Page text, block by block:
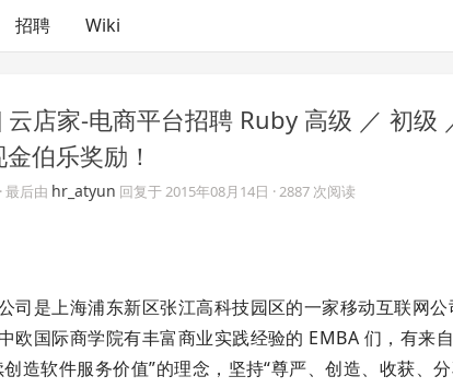
招聘 Wiki
云店家-电商平台招聘 Ruby 高级 ／ 初
伯乐奖励！
· 最后由 hr_atyun 回复于2015年08月14日 · 2887 次阅读
司是上海浦东新区张江高科技园区的一家移动互联网
欧国际商学院有丰富商业实践经验的 EMBA 们，有来
造软件服务价值”的理念，坚持“尊严、创造、收获、